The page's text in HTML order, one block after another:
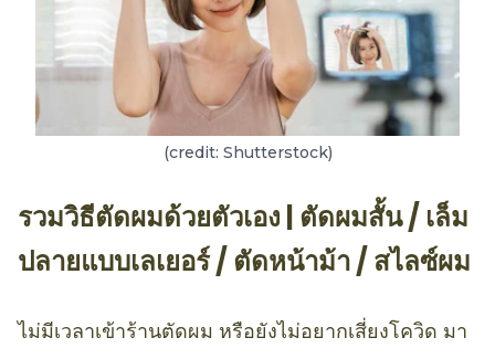
(credit: Shutterstock)
รวมวิธีตัดผมด้วยตัวเอง | ตัดผมสั้น / เล็ม
ปลายแบบเลเยอร์ / ตัดหน้าม้า / สไลซ์ผม
ไม่มีเวลาเข้าร้านตัดผม หรือยังไม่อยากเสี่ยงโควิด มา